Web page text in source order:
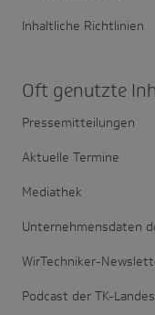
Inhaltliche Richtlinien
Oft genutzte
Pressemitteilungen
Aktuelle Termine
Mediathek
Unternehmensdaten
WirTechniker-
Podcast der TK-